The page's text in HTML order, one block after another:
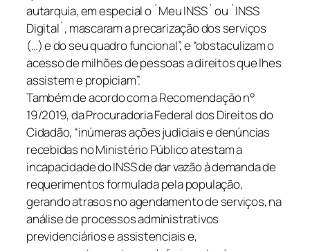
autarquia, em especial o ´Meu INSS´ ou ´INSS
Digital´, mascaram a precarização dos serviços
(…) e do seu quadro funcional”, e “obstaculizam o
acesso de milhões de pessoas a direitos que lhes
assistem e propiciam”.
Também de acordo com a Recomendação n°
19/2019, da Procuradoria Federal dos Direitos do
Cidadão, “inúmeras ações judiciais e denúncias
recebidas no Ministério Público atestam a
incapacidade do INSS de dar vazão à demanda de
requerimentos formulada pela população,
gerando atrasos no agendamento de serviços, na
análise de processos administrativos
previdenciários e assistenciais e,